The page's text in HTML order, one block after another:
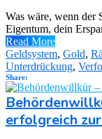
Was wäre, wenn der
Eigentum, dein
Read More
Geldsystem, Gold,
Unterdrückung,
Share:
erfolgreich